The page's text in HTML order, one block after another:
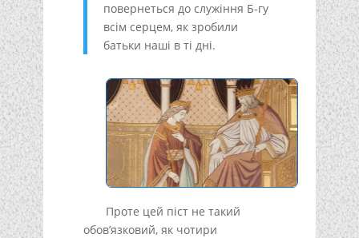
повернеться до служіння Б-гу
всім серцем, як зробили
батьки наші в ті дні.
Проте цей піст не такий
обов’язковий, як чотири